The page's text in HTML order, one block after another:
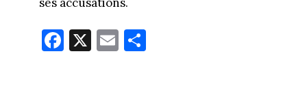
Fa
ce
X E
m
Pa
rt